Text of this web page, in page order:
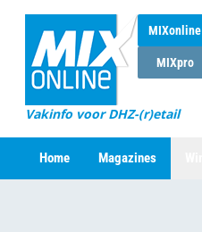
MIXonline
MIXpro
Vakinfo voor DHZ-(r)etail
Home Magazines